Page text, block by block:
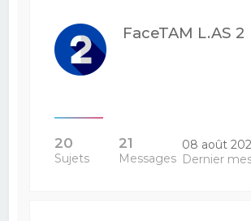
FaceTAM L.AS 2
20
Sujets
21
Messages
08 août
Dernier